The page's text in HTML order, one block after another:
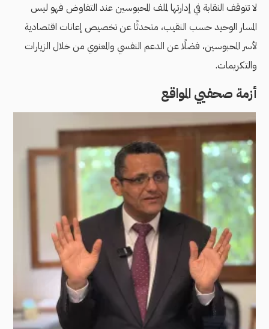
لا تتوقف النقابة في إدارتها لملف المحبوسين عند التفاوض فهو ليس
المسار الوحيد حسب النقيب، متحدثًا عن تخصيص إعانات اقتصادية
لأسر المحبوسين، فضلًا عن الدعم النفسي والمعنوي من خلال الزيارات
والتكريمات.
أزمة صحفيي المواقع